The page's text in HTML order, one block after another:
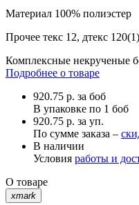
Материал 100% полиэстер
Прочее текс 12, дтекс 120(1)
Комплексные некрученые
Подробнее о товаре
920.75 р. за боб
В упаковке по 1 боб
920.75 р. за уп.
По сумме заказа –
В наличии
Условия работы и
О товаре
xmark